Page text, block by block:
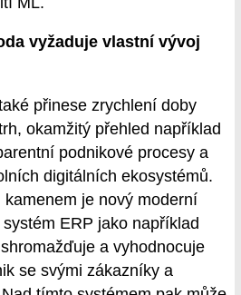
vyžaduje vlastní vývoj
přinese zrychlení doby
okamžitý přehled například
podnikové procesy a
digitálních ekosystémů.
je nový moderní
ERP jako například
a vyhodnocuje
se svými zákazníky a